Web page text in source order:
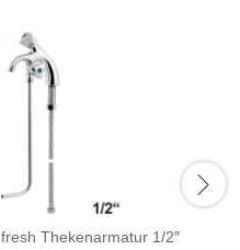
fresh Thekenarmatur 1/2″